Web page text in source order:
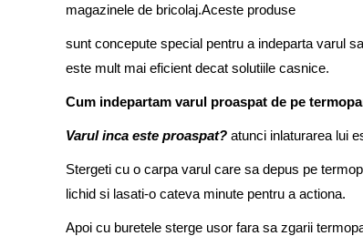
magazinele de bricolaj.Aceste produse
sunt concepute special pentru a indeparta varul
este mult mai eficient decat solutiile casnice.
Cum indepartam varul proaspat de pe
Varul inca este proaspat? atunci inlaturarea lui
Stergeti cu o carpa varul care sa depus pe
lichid si lasati-o cateva minute pentru a actiona.
Apoi cu buretele sterge usor fara sa zgarii